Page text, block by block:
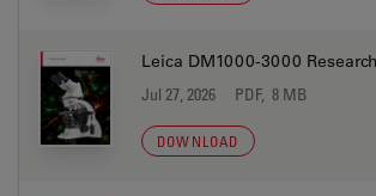
Leica DM1000-3000
Jul 27, 2026 PDF, 8 MB
DOWNLOAD